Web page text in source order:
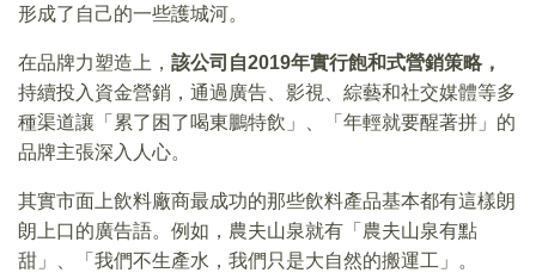
形成了自己的一些護城河。
在品牌力塑造上， 該公司自2019年實行飽和式營銷策略，
持續投入資金營銷，通過廣告、影視、綜藝和社交媒體等多
種渠道讓「累了困了喝東鵬特飲」、「年輕就要醒著拼」的
品牌主張深入人心。
其實市面上飲料廠商最成功的那些飲料產品基本都有這樣朗
朗上口的廣告語。例如，農夫山泉就有「農夫山泉有點
甜」、「我們不生產水，我們只是大自然的搬運工」。